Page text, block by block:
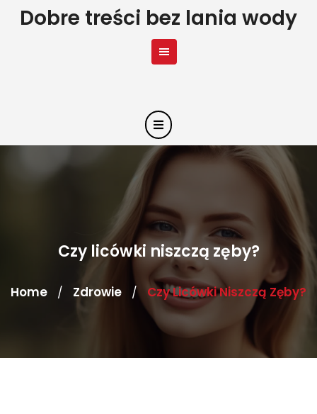
SkipDobre treści bez lania wody
Czy licówki niszczą zęby?
Home / Zdrowie / Czy Licówki Niszczą Zęby?